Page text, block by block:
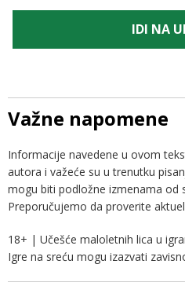
IDI NA
Važne napomene
Informacije navedene u ovom
autora i važeće su u trenutku
mogu biti podložne izmenama od
Preporučujemo da proverite
18+ | Učešće maloletnih lica u
Igre na sreću mogu izazvati